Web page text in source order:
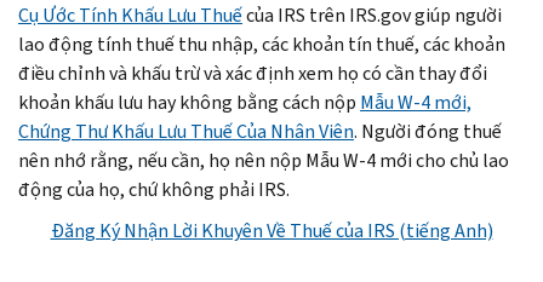
Cụ Ước Tính Khấu Lưu Thuếcủa IRS trên IRS.gov giúp người
lao động tính thuế thu nhập, các khoản tín thuế, các khoản
điều chỉnh và khấu trừ và xác định xem họ có cần thay đổi
khoản khấu lưu hay không bằng cách nộp Mẫu W-4 mới,
Chứng Thư Khấu Lưu Thuế Của Nhân Viên. Người đóng thuế
nên nhớ rằng, nếu cần, họ nên nộp Mẫu W-4 mới cho chủ lao
động của họ, chứ không phải IRS.
Đăng Ký Nhận Lời Khuyên Về Thuế của IRS (tiếng Anh)